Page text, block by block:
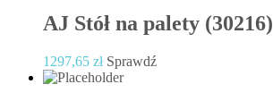
AJ Stół na palety (30216)
1297,65 zł Sprawdź